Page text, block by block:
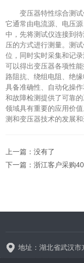
变压器特性综合测试
它通常由电流源、电压
中，先将测试仪连接到
压的方式进行测量。测
位，同时实时采集和记
可以得出变压器各项性
路阻抗、绕组电阻、绝
具备准确性、自动化操
和故障检测提供了可靠
领域具有重要的应用价
测和变压器技术的发展和
上一篇：没有了
下一篇：浙江客户采购